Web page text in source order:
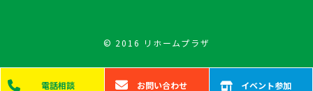
電話相談 お問い合わせ イベント参加
© 2016 リホームプラザ